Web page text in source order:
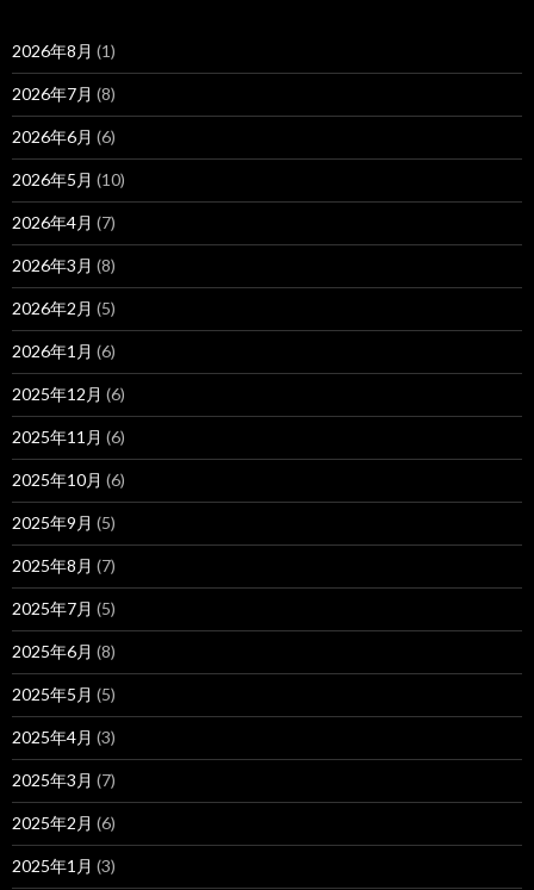
2026年8月 (1)
2026年7月 (8)
2026年6月 (6)
2026年5月 (10)
2026年4月 (7)
2026年3月 (8)
2026年2月 (5)
2026年1月 (6)
2025年12月 (6)
2025年11月 (6)
2025年10月 (6)
2025年9月 (5)
2025年8月 (7)
2025年7月 (5)
2025年6月 (8)
2025年5月 (5)
2025年4月 (3)
2025年3月 (7)
2025年2月 (6)
2025年1月 (3)